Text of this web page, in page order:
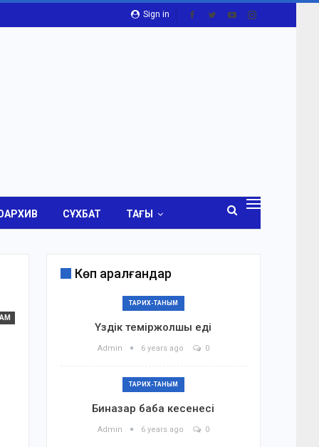
Sign in
СҰХБАТ ТАҒЫ
Көп қаралғандар
ТАРИХ-ТАНЫМ
Үздік теміржолшы еді
Admin 6 years ago 0
ТАРИХ-ТАНЫМ
Биназар баба кесенесі
Admin 6 years ago 0